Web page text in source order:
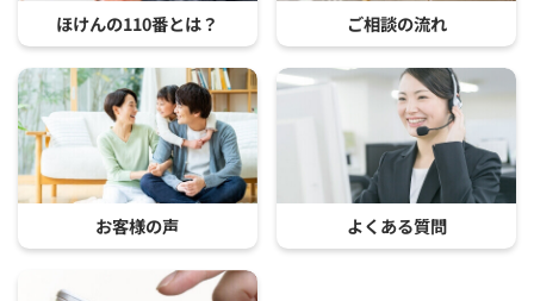
ほけんの110番とは？ ご相談の流れ
お客様の声 よくある質問